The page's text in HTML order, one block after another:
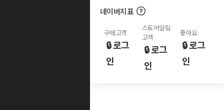
네이버지표
구매고객
🔒 로그
인
스토어알림
고객
🔒 로그
인
좋아요
🔒 로그
인